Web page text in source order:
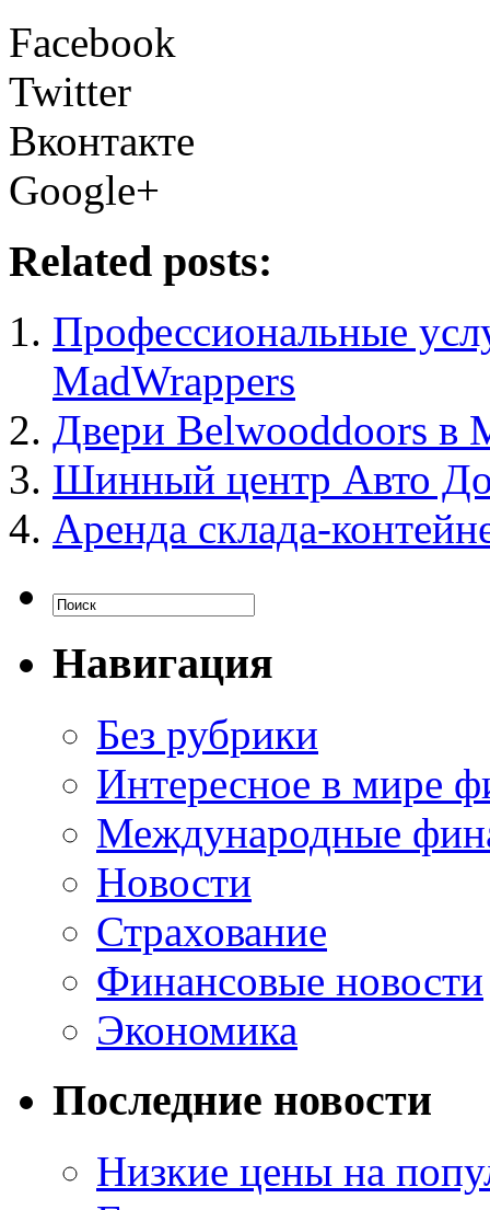
Facebook
Twitter
Вконтакте
Google+
Related posts:
Профессиональные
MadWrappers
Двери Belwooddoors в
Шинный центр Авто
Аренда склада-
Навигация
Без рубрики
Интересное в мире
Международные
Новости
Страхование
Финансовые новости
Экономика
Последние новости
Низкие цены на